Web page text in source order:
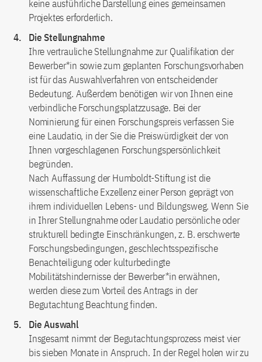
keine ausführliche Darstellung eines gemeinsamen
Projektes erforderlich.
Die Stellungnahme
Ihre vertrauliche Stellungnahme zur Qualifikation der
Bewerber*in sowie zum geplanten Forschungsvorhaben
ist für das Auswahlverfahren von entscheidender
Bedeutung. Außerdem benötigen wir von Ihnen eine
verbindliche Forschungsplatzzusage. Bei der
Nominierung für einen Forschungspreis verfassen Sie
eine Laudatio, in der Sie die Preiswürdigkeit der von
Ihnen vorgeschlagenen Forschungspersönlichkeit
begründen.
Nach Auffassung der Humboldt-Stiftung ist die
wissenschaftliche Exzellenz einer Person geprägt von
ihrem individuellen Lebens- und Bildungsweg. Wenn Sie
in Ihrer Stellungnahme oder Laudatio persönliche oder
strukturell bedingte Einschränkungen, z. B. erschwerte
Forschungsbedingungen, geschlechtsspezifische
Benachteiligung oder kulturbedingte
Mobilitätshindernisse der Bewerber*in erwähnen,
werden diese zum Vorteil des Antrags in der
Begutachtung Beachtung finden.
Die Auswahl
Insgesamt nimmt der Begutachtungsprozess meist vier
bis sieben Monate in Anspruch. In der Regel holen wir zu